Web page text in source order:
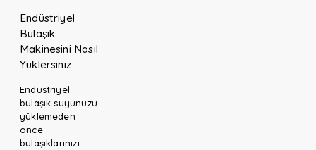
Endüstriyel
Bulaşık
Makinesini Nasıl
Yüklersiniz
Endüstriyel
bulaşık suyunuzu
yüklemeden
önce
bulaşıklarınızı